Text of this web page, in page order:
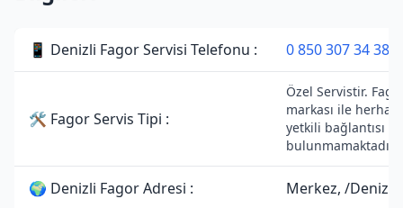
📱 Denizli Fagor Servisi Telefonu : 0 850 307 34 38
🛠 Fagor Servis Tipi :
Özel Servistir.
markası ile
yetkili bağlantısı
bulunmamaktadır.
🌍 Denizli Fagor Adresi : Merkez, /Denizli